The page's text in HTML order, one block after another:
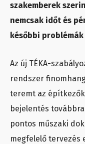
szakemberek
nemcsak időt és
későbbi
Az új TÉKA-
rendszer
teremt az
bejelentés
pontos műszaki
megfelelő tervezés